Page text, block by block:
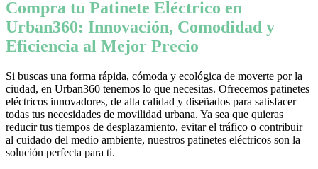
Compra tu Patinete Eléctrico en
Urban360: Innovación, Comodidad y
Eficiencia al Mejor Precio
Si buscas una forma rápida, cómoda y ecológica de moverte por la
ciudad, en Urban360 tenemos lo que necesitas. Ofrecemos patinetes
eléctricos innovadores, de alta calidad y diseñados para satisfacer
todas tus necesidades de movilidad urbana. Ya sea que quieras
reducir tus tiempos de desplazamiento, evitar el tráfico o contribuir
al cuidado del medio ambiente, nuestros patinetes eléctricos son la
solución perfecta para ti.